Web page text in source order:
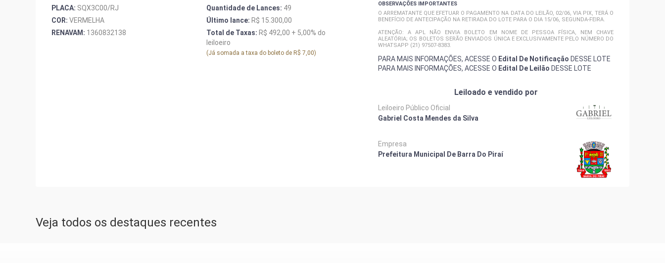
PLACA: SQX3C00/RJ
COR: VERMELHA
RENAVAM: 1360832138
Quantidade de Lances: 49
Último lance: R$ 15.300,00
Total de Taxas: R$ 492,00 + 5,00% do
leiloeiro
(Já somada a taxa do boleto de R$ 7,00)
OBSERVAÇÕES IMPORTANTES
O ARREMATANTE QUE EFETUAR O PAGAMENTO NA DATA DO LEILÃO, 02/06, VIA PIX, TERÁ O
BENEFÍCIO DE ANTECIPAÇÃO NA RETIRADA DO LOTE PARA O DIA 15/06, SEGUNDA-FEIRA.
ATENÇÃO: A APL NÃO ENVIA BOLETO EM NOME DE PESSOA FÍSICA, NEM CHAVE
ALEATÓRIA; OS BOLETOS SERÃO ENVIADOS ÚNICA E EXCLUSIVAMENTE PELO NÚMERO DO
WHATSAPP (21) 97507-8383.
PARA MAIS INFORMAÇÕES, ACESSE O Edital De Notificação DESSE LOTE
PARA MAIS INFORMAÇÕES, ACESSE O Edital De Leilão DESSE LOTE
Leiloado e vendido por
Leiloeiro Público Oficial
Gabriel Costa Mendes da Silva
Empresa
Prefeitura Municipal De Barra Do Piraí
Veja todos os destaques recentes